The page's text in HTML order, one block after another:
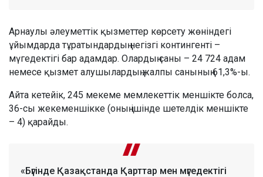
Арнаулы әлеуметтік қызметтер көрсету жөніндегі
ұйымдарда тұратындардың негізгі контингенті –
мүгедектігі бар адамдар. Олардың саны – 24 724 адам
немесе қызмет алушылардың жалпы санының 61,3%-ы.
Айта кетейік, 245 мекеме мемлекеттік меншікте болса,
36-сы жекеменшікке (оның ішінде шетелдік меншікте
– 4) қарайды.
«Бүгінде Қазақстанда Қарттар мен мүгедектігі